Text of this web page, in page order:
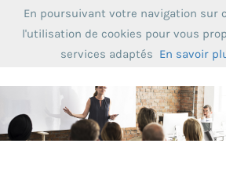
En poursuivant votre navigation sur
l'utilisation de cookies pour vous
services adaptés En savoir